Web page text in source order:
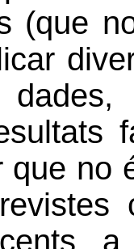
(que
no
a